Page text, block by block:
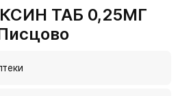
ТАБ 0,25МГ